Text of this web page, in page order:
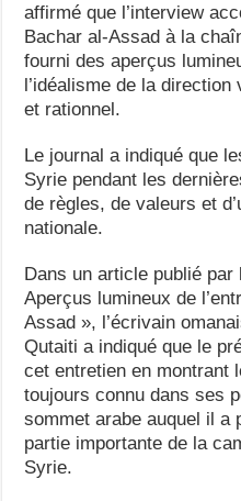
affirmé que l’interview
Bachar al-Assad à la
fourni des aperçus
l’idéalisme de la
et rationnel.
Le journal a indiqué que
Syrie pendant les
de règles, de valeurs et
nationale.
Dans un article publié
Aperçus lumineux de
Assad », l’écrivain
Qutaiti a indiqué que le
cet entretien en montrant
toujours connu dans ses
sommet arabe auquel il a
partie importante de la
Syrie.